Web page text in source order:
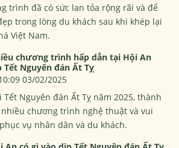
trình đã có sức lan tỏa rộng rãi và để
trong lòng du khách sau khi khép lại
Việt Nam.
chương trình hấp dẫn tại Hội An
Tết Nguyên đán Ất Tỵ
03/02/2025
Tết Nguyên đán Ất Tỵ năm 2025, thành
chương trình nghệ thuật và vui
vụ nhân dân và du khách.